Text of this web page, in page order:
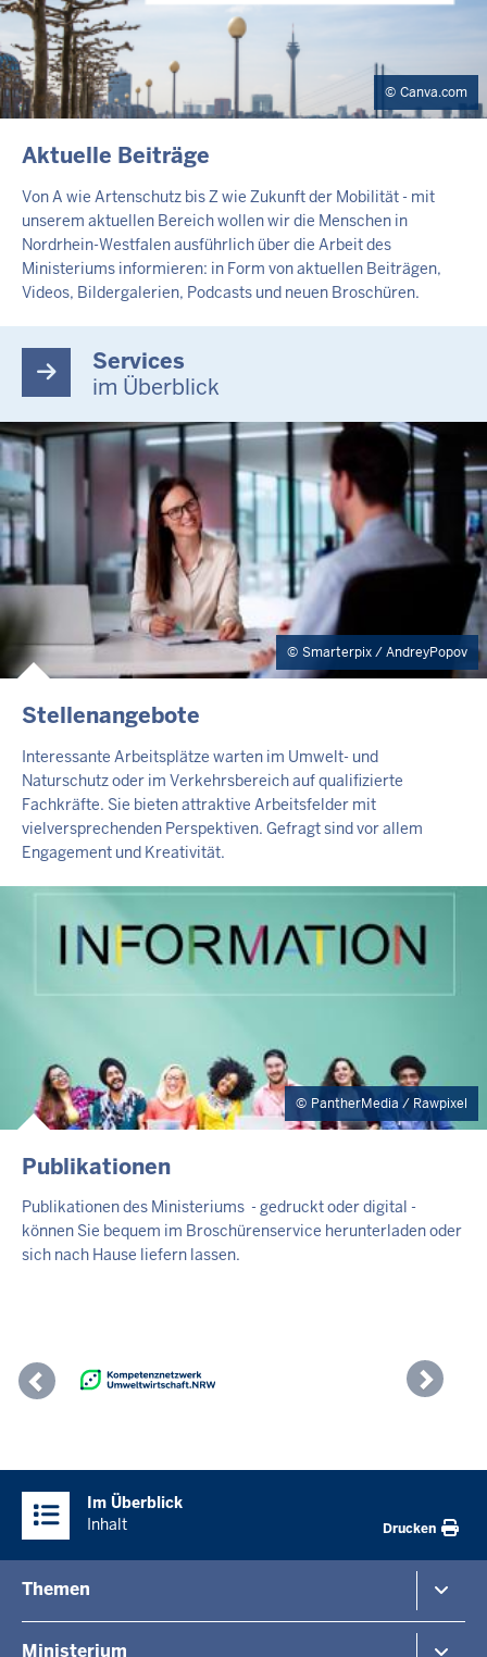
Canva.com
EXTERNER
Aktuelle Beiträge
Von A wie Artenschutz bis Z wie Zukunft der Mobilität - mit
unserem aktuellen Bereich wollen wir die Menschen in
Nordrhein-Westfalen ausführlich über die Arbeit des
Ministeriums informieren: in Form von aktuellen Beiträgen,
Videos, Bildergalerien, Podcasts und neuen Broschüren.
Services
im Überblick
Smarterpix / AndreyPopov
Stellenangebote
Interessante Arbeitsplätze warten im Umwelt- und
Naturschutz oder im Verkehrsbereich auf qualifizierte
Fachkräfte. Sie bieten attraktive Arbeitsfelder mit
vielversprechenden Perspektiven. Gefragt sind vor allem
Engagement und Kreativität.
PantherMedia / Rawpixel
Publikationen
Publikationen des Ministeriums - gedruckt oder digital -
können Sie bequem im Broschürenservice herunterladen oder
sich nach Hause liefern lassen.
Previous
Inhalte
Im Überblick
Inhalt
Drucken
in
der
Themen
Ministerium